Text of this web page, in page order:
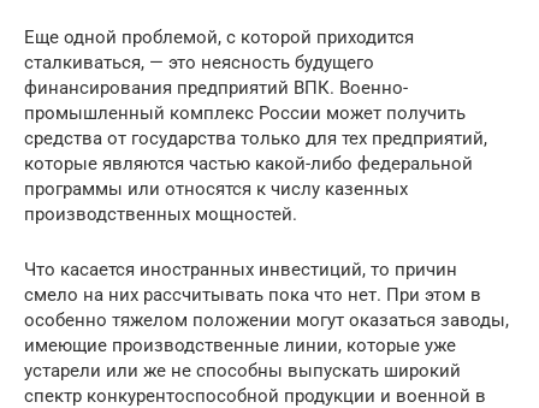
Еще одной проблемой, с которой приходится
сталкиваться, — это неясность будущего
финансирования предприятий ВПК. Военно-
промышленный комплекс России может получить
средства от государства только для тех предприятий,
которые являются частью какой-либо федеральной
программы или относятся к числу казенных
производственных мощностей.
Что касается иностранных инвестиций, то причин
смело на них рассчитывать пока что нет. При этом в
особенно тяжелом положении могут оказаться заводы,
имеющие производственные линии, которые уже
устарели или же не способны выпускать широкий
спектр конкурентоспособной продукции и военной в